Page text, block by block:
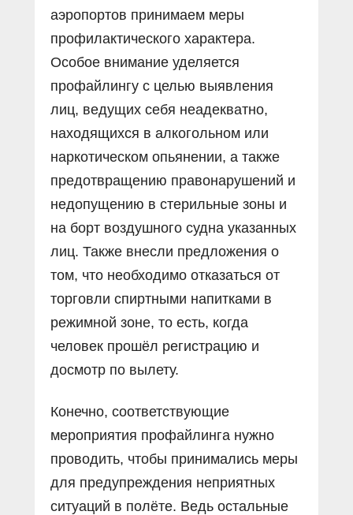
аэропортов принимаем меры
профилактического характера.
Особое внимание уделяется
профайлингу с целью выявления
лиц, ведущих себя неадекватно,
находящихся в алкогольном или
наркотическом опьянении, а также
предотвращению правонарушений и
недопущению в стерильные зоны и
на борт воздушного судна указанных
лиц. Также внесли предложения о
том, что необходимо отказаться от
торговли спиртными напитками в
режимной зоне, то есть, когда
человек прошёл регистрацию и
досмотр по вылету.
Конечно, соответствующие
мероприятия профайлинга нужно
проводить, чтобы принимались меры
для предупреждения неприятных
ситуаций в полёте. Ведь остальные